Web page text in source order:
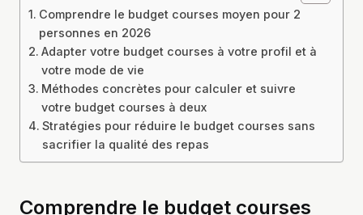
Comprendre le budget courses moyen pour 2
personnes en 2026
Adapter votre budget courses à votre profil et à
votre mode de vie
Méthodes concrètes pour calculer et suivre
votre budget courses à deux
Stratégies pour réduire le budget courses sans
sacrifier la qualité des repas
Comprendre le budget courses